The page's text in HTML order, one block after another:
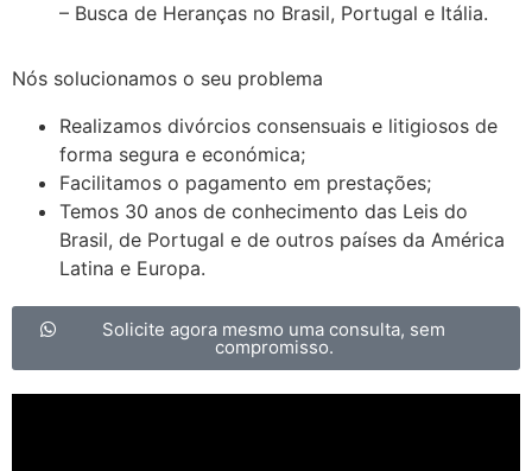
– Busca de Heranças no Brasil, Portugal e Itália.
Nós solucionamos o seu problema
Realizamos divórcios consensuais e litigiosos de
forma segura e económica;
Facilitamos o pagamento em prestações;
Temos 30 anos de conhecimento das Leis do
Brasil, de Portugal e de outros países da América
Latina e Europa.
Solicite agora mesmo uma consulta, sem
compromisso.